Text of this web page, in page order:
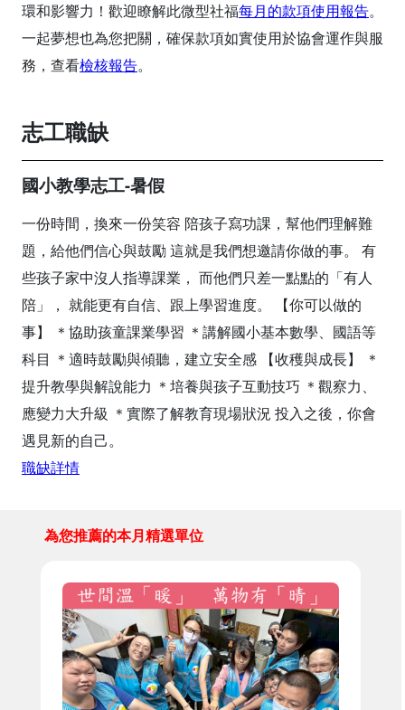
環和影響力！歡迎瞭解此微型社福每月的款項使用報告。
一起夢想也為您把關，確保款項如實使用於協會運作與服
務，查看檢核報告。
志工職缺
國小教學志工-暑假
一份時間，換來一份笑容 陪孩子寫功課，幫他們理解難
題，給他們信心與鼓勵 這就是我們想邀請你做的事。 有
些孩子家中沒人指導課業， 而他們只差一點點的「有人
陪」， 就能更有自信、跟上學習進度。 【你可以做的
事】 ＊協助孩童課業學習 ＊講解國小基本數學、國語等
科目 ＊適時鼓勵與傾聽，建立安全感 【收穫與成長】 ＊
提升教學與解說能力 ＊培養與孩子互動技巧 ＊觀察力、
應變力大升級 ＊實際了解教育現場狀況 投入之後，你會
遇見新的自己。
職缺詳情
為您推薦的本月精選單位